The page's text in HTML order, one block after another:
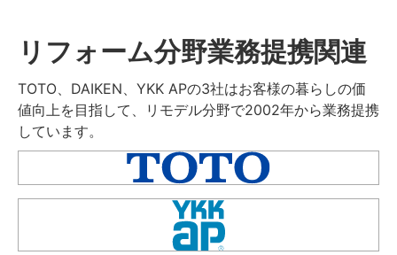
リフォーム分野業務提携関連
TOTO、DAIKEN、YKK APの3社はお客様の暮らしの価
値向上を目指して、リモデル分野で2002年から業務提携
しています。